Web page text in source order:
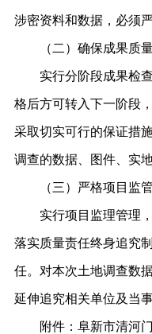
涉密资料和数据，必须严
（二） 确保成果质
实行分阶段成果检
格后方可转入下一阶段
采取切实可行的保证措
调查的数据、图件、实地
（三） 严格项目监管
实行项目监理管理，
落实质量责任终身追究
任。对本次土地调查数
延伸追究相关单位及当
附件： 阜新市清河